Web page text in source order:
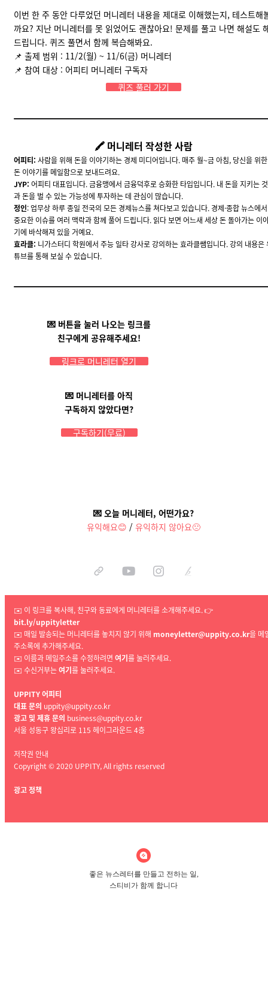
이번 한 주 동안 다루었던 머니레터 내용을 제대로 이해했는지, 테스트해
까요? 지난 머니레터를 못 읽었어도 괜찮아요! 문제를 풀고 나면 해설도
드립니다. 퀴즈 풀면서 함께 복습해봐요.
📌 출제 범위 : 11/2(월) ~ 11/6(금) 머니레터
📌 참여 대상 : 어피티 머니레터 구독자
퀴즈 풀러 가기
🖍 머니레터 작성한 사람
어피티: 사람을 위해 돈을 이야기하는 경제 미디어입니다. 매주 월~금 아침, 당신을 위한
돈 이야기를 메일함으로 보내드려요.
JYP: 어피티 대표입니다. 금융맹에서 금융덕후로 승화한 타입입니다. 내 돈을 지키는 것
과 돈을 벌 수 있는 가능성에 투자하는 데 관심이 많습니다.
정인: 업무상 하루 종일 전국의 모든 경제뉴스를 쳐다보고 있습니다. 경제·종합 뉴스에서
중요한 이슈를 여러 맥락과 함께 풀어 드립니다. 읽다 보면 어느새 세상 돈 돌아가는 이
기에 바삭해져 있을 거예요.
효라클: 니가스터디 학원에서 주능 일타 강사로 강의하는 효라클쌤입니다. 강의 내용은
튜브를 통해 보실 수 있습니다.
💌 버튼을 눌러 나오는 링크를
친구에게 공유해주세요!
링크로 머니레터 열기
💌 머니레터를 아직
구독하지 않았다면?
구독하기(무료)
💌 오늘 머니레터, 어떤가요?
유익해요😊 / 유익하지 않아요🙁
✉️ 이 링크를 복사해, 친구와 동료에게 머니레터를 소개해주세요. 👉
bit.ly/uppityletter
✉️ 매일 발송되는 머니레터를 놓치지 않기 위해 moneyletter@uppity.co.kr을 메
주소록에 추가해주세요.
✉️ 이름과 메일주소를 수정하려면 여기를 눌러주세요.
✉️ 수신거부는여기를 눌러주세요.
UPPITY 어피티
대표 문의 uppity@uppity.co.kr
광고 및 제휴 문의 business@uppity.co.kr
서울 성동구 왕십리로 115 헤이그라운드4층
저작권 안내
Copyright © 2020 UPPITY, All rights reserved
광고 정책
좋은 뉴스레터를 만들고 전하는 일,
스티비가 함께 합니다